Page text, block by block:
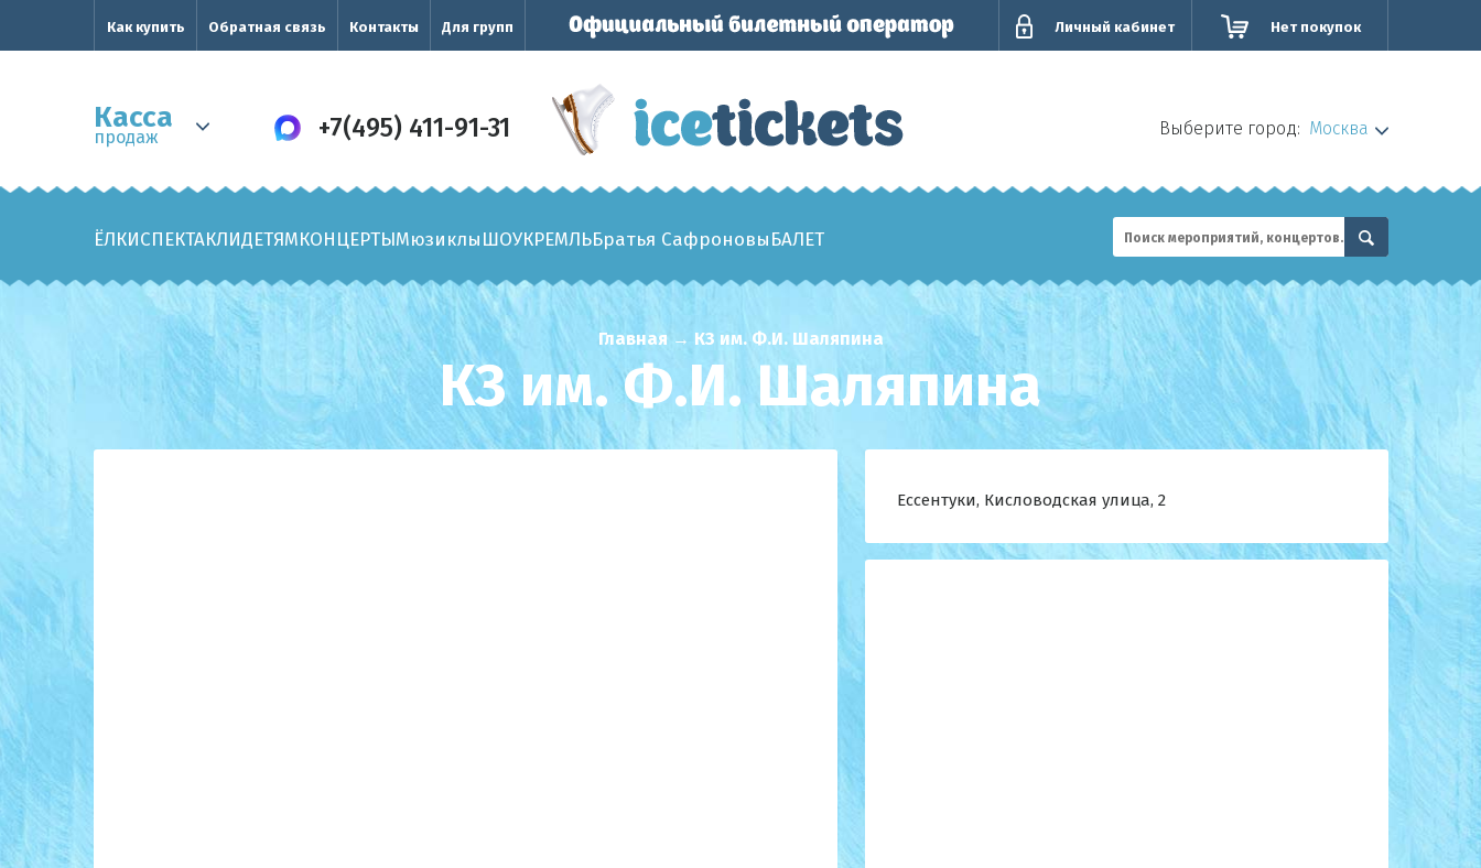
Как купить Обратная связь Контакты Для групп Личный кабинет Нет покупок
Касса
продаж +7(495) 411-91-31 Выберите город: Москва
ЁЛКИСПЕКТАКЛИДЕТЯМКОНЦЕРТЫМюзиклыШОУКРЕМЛЬБратья СафроновыБАЛЕТ
Главная → КЗ им. Ф.И. Шаляпина
КЗ им. Ф.И. Шаляпина
Ессентуки, Кисловодская улица, 2